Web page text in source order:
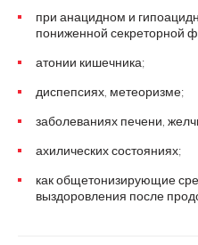
при анацидном и
пониженной секреторной
атонии кишечника;
диспепсиях, метеоризме;
заболеваниях печени,
ахилических состояниях;
как общетонизирующие
выздоровления после